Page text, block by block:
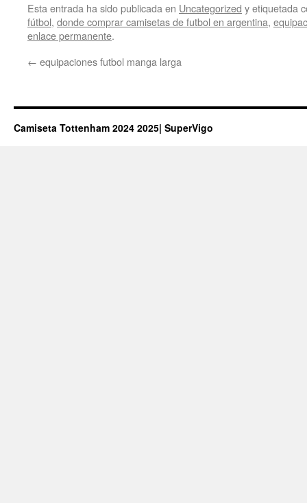
Esta entrada ha sido publicada en Uncategorized y etiquetada
fútbol, donde comprar camisetas de futbol en argentina,
enlace permanente.
← equipaciones futbol manga larga
Camiseta Tottenham 2024 2025| SuperVigo